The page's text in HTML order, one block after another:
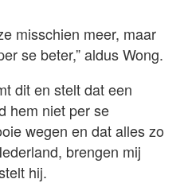
misschien meer, maar
se beter,” aldus Wong.
dit en stelt dat een
hem niet per se
wegen en dat alles zo
brengen mij
hij.